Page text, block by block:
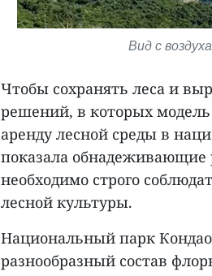
Вид с
Чтобы сохранять леса и
решений, в которых модель
аренду лесной среды в
показала обнадеживающие
необходимо строго
лесной культуры.
Национальный парк
разнообразный состав